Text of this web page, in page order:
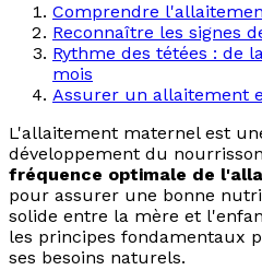
Comprendre
Reconnaître les signes
Rythme des tétées : de
mois
Assurer un allaitement
L'allaitement maternel est
développement du
fréquence optimale de
pour assurer une bonne
solide entre la mère et
les principes fondamentaux
ses besoins naturels.